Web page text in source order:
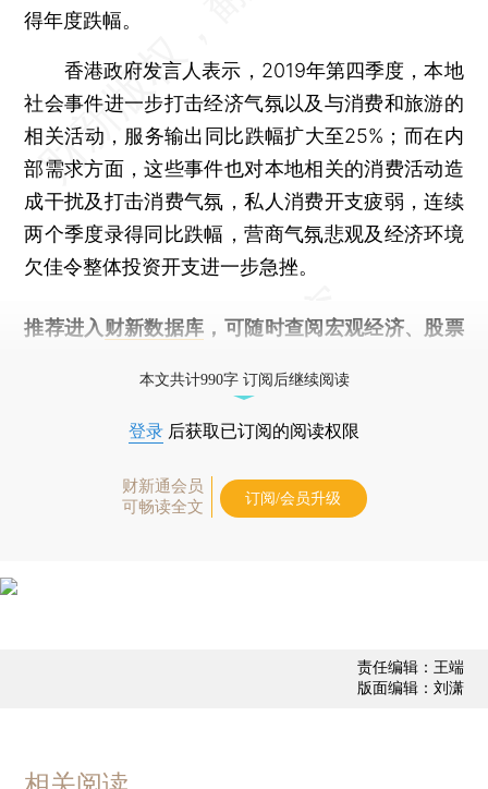
得年度跌幅。
香港政府发言人表示，2019年第四季度，本地
社会事件进一步打击经济气氛以及与消费和旅游的
相关活动，服务输出同比跌幅扩大至25%；而在内
部需求方面，这些事件也对本地相关的消费活动造
成干扰及打击消费气氛，私人消费开支疲弱，连续
两个季度录得同比跌幅，营商气氛悲观及经济环境
欠佳令整体投资开支进一步急挫。
推荐进入 财新数据库 ，可随时查阅宏观经济、股票
本文共计990字 订阅后继续阅读
登录 后获取已订阅的阅读权限
财新通会员
可畅读全文
订阅/会员升级
责任编辑：王端
版面编辑：刘潇